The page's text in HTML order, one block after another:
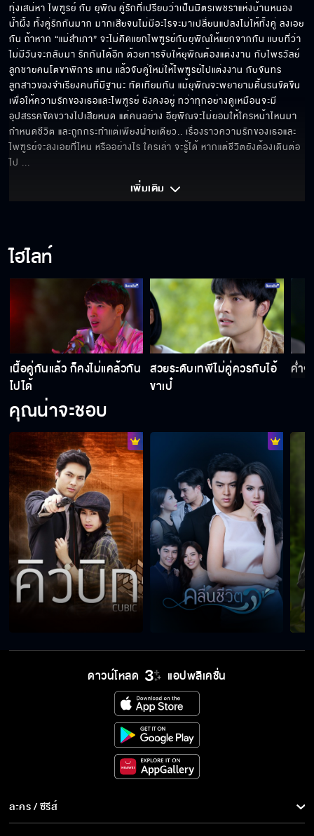
ฉันท้องกับ ผไท เทพทอง
ชีวิตกูพัง เพราะมึงอีโง่
ป้าต้องเปลี่ยนตัวเจ้าสาว
เรือนหอจะต้องลุกเป็นไฟด้วยมือของฉัน
ถ้าพี่ไม่ตัดสินใจ ความรักของเราก็คงจบ
ฉันคงไม่มีวาสนากับพี่ไพฑูรย์แล้วใช่มั้ย
เอ็งไม่มีวันได้แต่งงานกับพระไพฑูรย์
ฉันยังไม่ตายหรอกพ่อ
มึงเลิกร้องเพลงนี้สักทีได้มั้ยวะ
ทำไมพี่ไม่ห้ามแม่
ทุ่งเสน่หา ไพฑูรย์ กับ ยุพิณ คู่รักที่เปรียบว่าเป็นมิตรเพชราแห่งบ้านหนอง
น้ำผึ้ง ทั้งคู่รักกันมาก มากเสียจนไม่มีอะไรจะมาเปลี่ยนแปลงไม่ให้ทั้งคู่ ลงเอย
กัน ถ้าหาก “แม่สำเภา” จะไม่คิดแยกไพฑูรย์กับยุพิณให้แยกจากกัน แบบที่ว่า
ไม่มีวันจะกลับมา รักกันได้อีก ด้วยการจับให้ยุพิณต้องแต่งงาน กับไพรวัลย์
ลูกชายคนโตขาพิการ แทน แล้วจับคู่ใหม่ให้ไพฑูรย์ไปแต่งงาน กับจันทร
ลูกสาวของจำเรียงคนที่มีฐานะ ทัดเทียมกัน แม้ยุพิณจะพยายามดิ้นรนขัดขืน
เพื่อให้ความรักของเธอและไพฑูรย์ ยังคงอยู่ ทว่าทุกอย่างดูเหมือนจะมี
อุปสรรคขัดขวางไปเสียหมด แต่คนอย่าง อียุพิณจะไม่ยอมให้ใครหน้าไหนมา
กำหนดชีวิต และถูกกระทำแต่เพียงฝ่ายเดียว.. เรื่องราวความรักของเธอและ
ไพฑูรย์จะลงเอยที่ไหน หรืออย่างไร ใครเล่า จะรู้ได้ หากแต่ชีวิตยังต้องเดินต่อ
ไป ...
เพิ่มเติม
ไฮไลท์
เนื้อคู่กันแล้ว ก็คงไม่แคล้วกัน
ไปได้
สวยระดับเทพีไม่คู่ควรกับไอ้
ขาเป๋
ค่ำๆ
คุณน่าจะชอบ
ดาวน์โหลด แอปพลิเคชั่น
ละคร / ซีรีส์
ละคร/ซีรีส์